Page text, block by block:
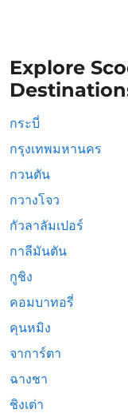
Explore
กระบี่
กรุงเทพมหานคร
กวนตัน
กวางโจว
กัวลาลัมเปอร์
กาลีมันตัน
กูชิง
คอมบาทอรี่
คุนหมิง
จาการ์ตา
ฉางชา
ชิงเต่า